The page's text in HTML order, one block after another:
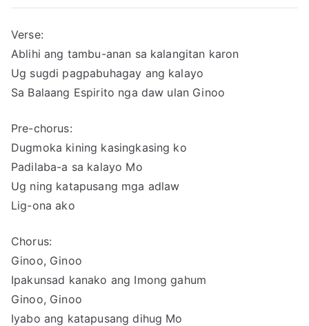
Verse:
Ablihi ang tambu-anan sa kalangitan karon
Ug sugdi pagpabuhagay ang kalayo
Sa Balaang Espirito nga daw ulan Ginoo
Pre-chorus:
Dugmoka kining kasingkasing ko
Padilaba-a sa kalayo Mo
Ug ning katapusang mga adlaw
Lig-ona ako
Chorus:
Ginoo, Ginoo
Ipakunsad kanako ang Imong gahum
Ginoo, Ginoo
Iyabo ang katapusang dihug Mo